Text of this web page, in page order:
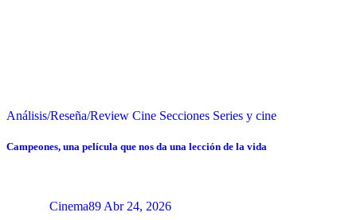
Análisis/Reseña/Review Cine Secciones Series y cine
Campeones, una película que nos da una lección de la vida
Cinema89 Abr 24, 2026